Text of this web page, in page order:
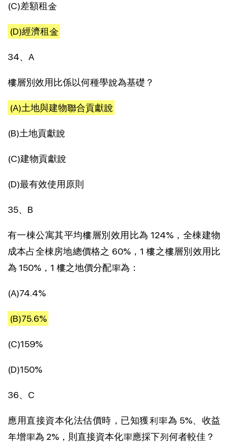
(C)差額租金
(D)經濟租金
34、A
樓層別效用比係以何種學說為基礎？
(A)土地與建物聯合貢獻說
(B)土地貢獻說
(C)建物貢獻說
(D)最有效使用原則
35、B
有一棟公寓其平均樓層別效用比為 124%，全棟建物
成本占全棟房地總價格之 60%，1 樓之樓層別效用比
為 150%，1 樓之地價分配率為：
(A)74.4%
(B)75.6%
(C)159%
(D)150%
36、C
應用直接資本化法估價時，已知獲利率為 5%、收益
年增率為 2%，則直接資本化率應採下列何者較佳？